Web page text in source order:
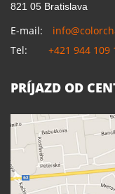
821 05 Bratislava
E-mail:
Tel:
+421 944 109
PRÍJAZD OD